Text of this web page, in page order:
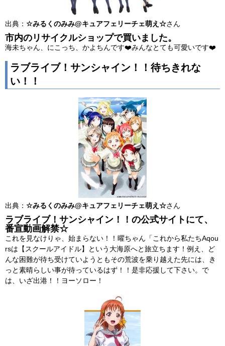
出典： ☆みるくのみみ@キュアフェリーチェ萌え☆さん
市内のリサイクルショップで買いました。
海未ちゃん、にこっち、かよちんです❤️みんなとても可愛いです❤️
ラブライブ！サンシャイン！！待ちきれな
い！！
出典： ☆みるくのみみ@キュアフェリーチェ萌え☆さん
ラブライブ！サンシャイン！！の公式サイトにて、
番宣動画解禁☆
これを見なけりゃ、始まらない！！曜ちゃん「これから私たちAqou
rsは【スクールアイドル】という大海原へと旅立ちます！例え、ど
んな困難が待ち受けていようともその荒波を乗り越えた先には、き
っと素晴らしい事が待っているはず！！是非応援して下さい。で
は、いざ出港！！ヨーソロー！